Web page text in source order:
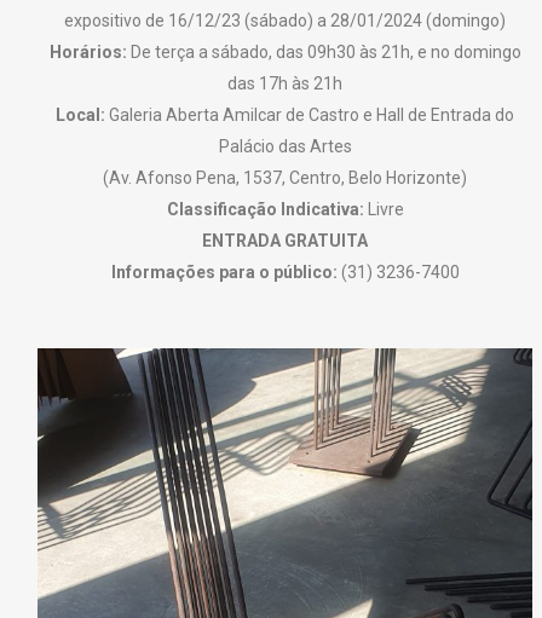
expositivo de 16/12/23 (sábado) a 28/01/2024 (domingo)
Horários: De terça a sábado, das 09h30 às 21h, e no domingo
das 17h às 21h
Local: Galeria Aberta Amilcar de Castro e Hall de Entrada do
Palácio das Artes
(Av. Afonso Pena, 1537, Centro, Belo Horizonte)
Classificação Indicativa:
Livre
ENTRADA GRATUITA
Informações para o público: (31) 3236-7400